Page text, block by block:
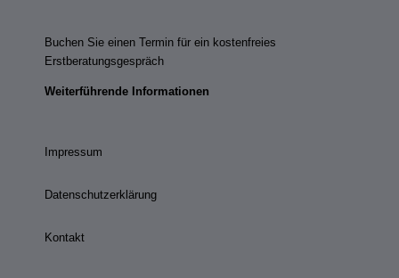
Buchen Sie einen Termin für ein kostenfreies
Erstberatungsgespräch
Weiterführende Informationen
Impressum
Datenschutzerklärung
Kontakt